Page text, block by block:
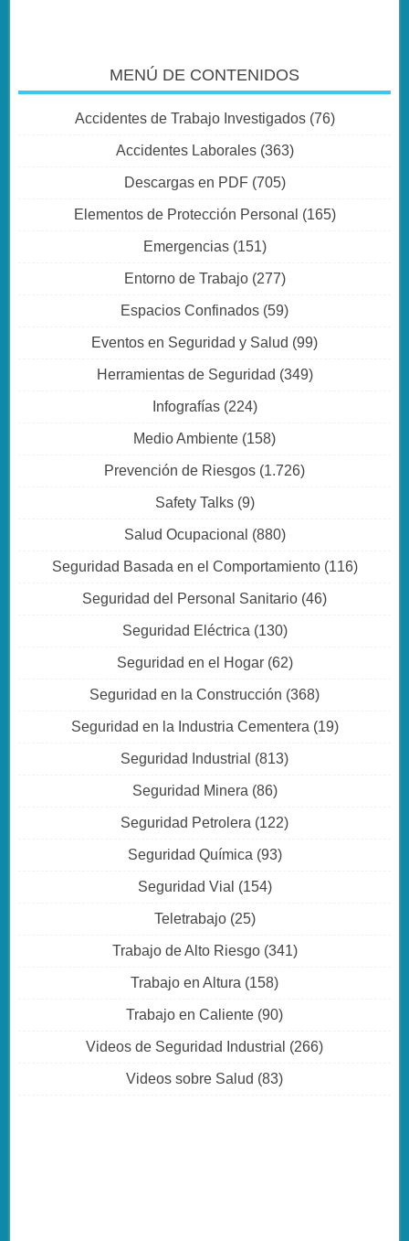
MENÚ DE CONTENIDOS
Accidentes de Trabajo Investigados(76)
Accidentes Laborales(363)
Descargas en PDF(705)
Elementos de Protección Personal (165)
Emergencias(151)
Entorno de Trabajo(277)
Espacios Confinados (59)
Eventos en Seguridad y Salud (99)
Herramientas de Seguridad (349)
Infografías(224)
Medio Ambiente (158)
Prevención de Riesgos (1.726)
Safety Talks(9)
Salud Ocupacional (880)
Seguridad Basada en el Comportamiento(116)
Seguridad del Personal Sanitario (46)
Seguridad Eléctrica (130)
Seguridad en el Hogar(62)
Seguridad en la Construcción (368)
Seguridad en la Industria Cementera (19)
Seguridad Industrial (813)
Seguridad Minera (86)
Seguridad Petrolera (122)
Seguridad Química (93)
Seguridad Vial (154)
Teletrabajo(25)
Trabajo de Alto Riesgo(341)
Trabajo en Altura (158)
Trabajo en Caliente (90)
Videos de Seguridad Industrial (266)
Videos sobre Salud (83)